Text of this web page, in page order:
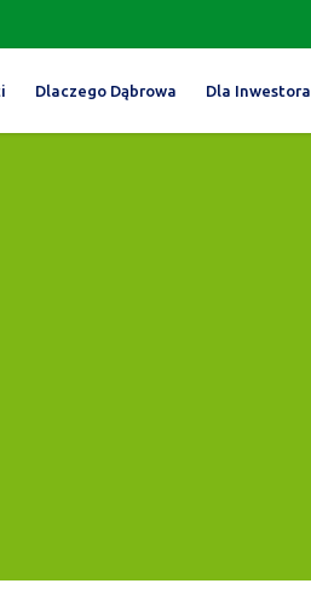
Dlaczego Dąbrowa Dla Inwestora